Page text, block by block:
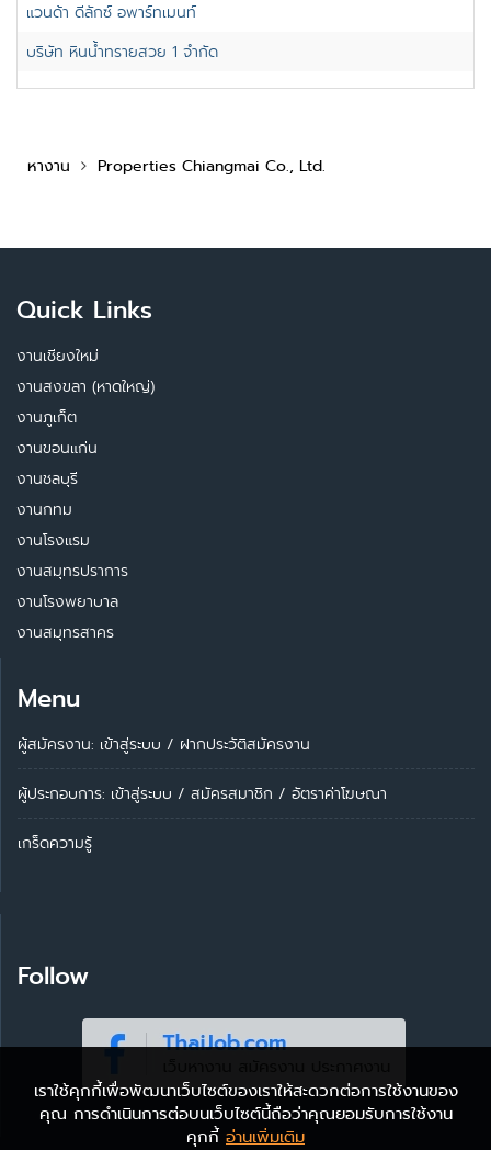
แวนด้า ดีลักซ์ อพาร์ทเมนท์
บริษัท หินน้ำทรายสวย 1 จำกัด
หางาน Properties Chiangmai Co., Ltd.
Quick Links
งานเชียงใหม่
งานสงขลา (หาดใหญ่)
งานภูเก็ต
งานขอนแก่น
งานชลบุรี
งานกทม
งานโรงแรม
งานสมุทรปราการ
งานโรงพยาบาล
งานสมุทรสาคร
Menu
ผู้สมัครงาน: เข้าสู่ระบบ / ฝากประวัติสมัครงาน
ผู้ประกอบการ: เข้าสู่ระบบ / สมัครสมาชิก / อัตราค่าโฆษณา
เกร็ดความรู้
Follow
เราใช้คุกกี้เพื่อพัฒนาเว็บไซต์ของเราให้สะดวกต่อการใช้งานของ
คุณ การดำเนินการต่อบนเว็บไซต์นี้ถือว่าคุณยอมรับการใช้งาน
คุกกี้ อ่านเพิ่มเติม